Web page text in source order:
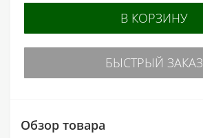
В КОРЗИНУ
БЫСТРЫЙ ЗАКАЗ
Обзор товара